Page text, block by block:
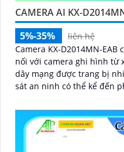
CAMERA AI KX-
5%-35%
liên hệ
Camera KX-D2014MN-
nối với camera ghi hình từ xa dễ
dây mạng được trang bị
sát an ninh có thể kể đến